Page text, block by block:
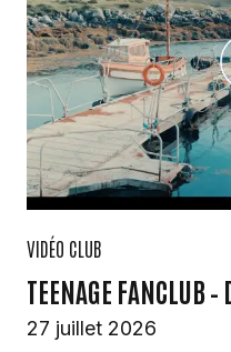
VIDÉO CLUB
TEENAGE FANCLUB
27 juillet 2026